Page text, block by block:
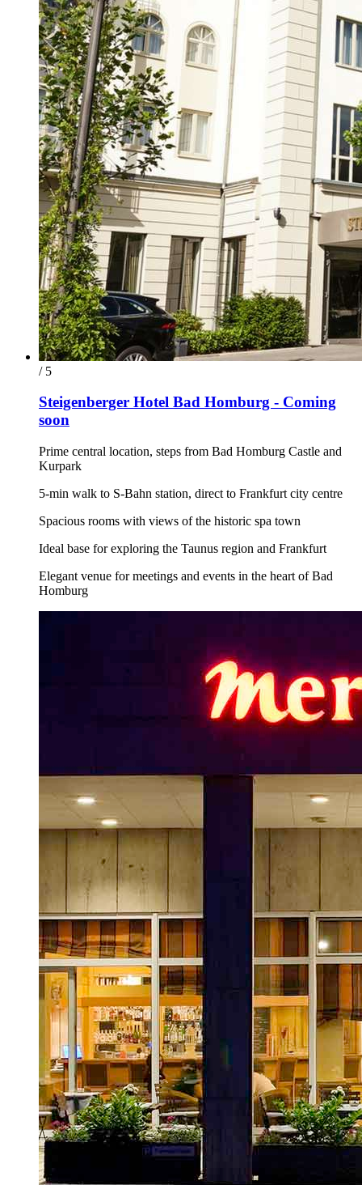
/ 5
Steigenberger Hotel Bad Homburg - Coming
soon
Prime central location, steps from Bad Homburg Castle and
Kurpark
5-min walk to S-Bahn station, direct to Frankfurt city centre
Spacious rooms with views of the historic spa town
Ideal base for exploring the Taunus region and Frankfurt
Elegant venue for meetings and events in the heart of Bad
Homburg